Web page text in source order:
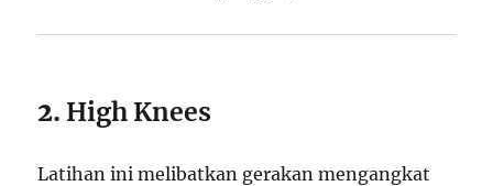
2. High Knees
Latihan ini melibatkan gerakan mengangkat